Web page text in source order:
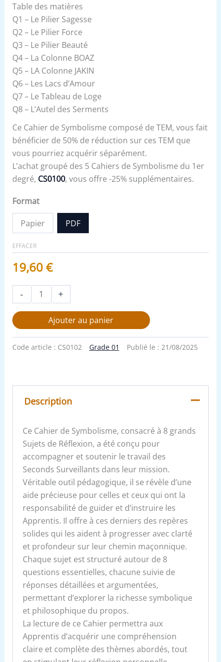
Table des matières
Q1 – Le Pilier Sagesse
Q2 – Le Pilier Force
Q3 – Le Pilier Beauté
Q4 – La Colonne BOAZ
Q5 – LA Colonne JAKIN
Q6 – Les Lacs d’Amour
Q7 – Le Tableau de Loge
Q8 – L’Autel des Serments
Ce Cahier de Symbolisme composé de TEM, vous fait
bénéficier de 50% de réduction sur ces TEM que
vous pourriez acquérir séparément.
L’achat groupé des 5 Cahiers de Symbolisme du 1er
degré, CS0100, vous offre -25% supplémentaires.
Format
Papier PDF
EFFACER
19,60€
- +
Ajouter au panier
Code article : CS0102 Grade 01 Publié le : 21/08/2025
Description
Ce Cahier de Symbolisme, consacré à 8 grands
Sujets de Réflexion, a été conçu pour
accompagner et soutenir le travail des
Seconds Surveillants dans leur mission.
Véritable outil pédagogique, il se révèle d’une
aide précieuse pour celles et ceux qui ont la
responsabilité de guider et d’instruire les
Apprentis. Il offre à ces derniers des repères
solides qui les aident à progresser avec clarté
et profondeur sur leur chemin maçonnique.
Chaque sujet est structuré autour de 8
questions essentielles, chacune suivie de
réponses détaillées et argumentées,
permettant d’explorer la richesse symbolique
et philosophique du propos.
La lecture de ce Cahier permettra aux
Apprentis d’acquérir une compréhension
claire et complète des thèmes abordés, tout